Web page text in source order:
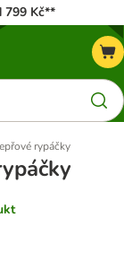
799 Kč**
rypáčky